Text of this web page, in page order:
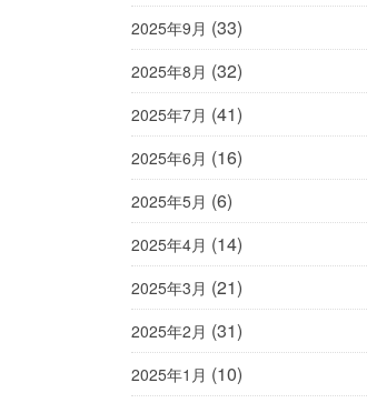
2025年9月 (33)
2025年8月 (32)
2025年7月 (41)
2025年6月 (16)
2025年5月 (6)
2025年4月 (14)
2025年3月 (21)
2025年2月 (31)
2025年1月 (10)